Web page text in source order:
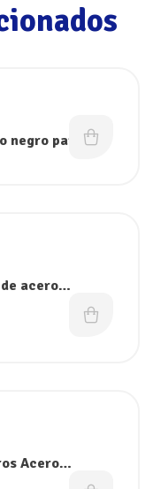
para
acero
riel GF Frank
Acero